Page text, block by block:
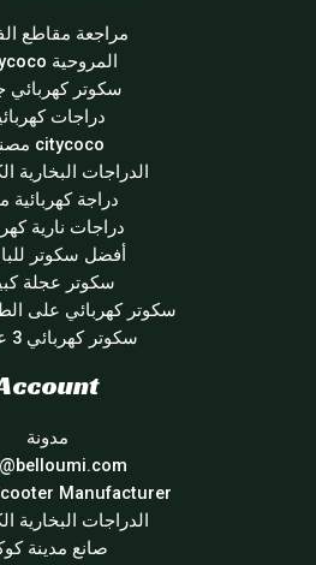
مراجعة مقاطع
المروحية citycoco
سكوتر كهربائي
دراجات
citycoco مصنع
الدراجات البخارية
دراجة كهربائية
دراجات نارية
أفضل سكوتر
سكوتر عجلة
سكوتر كهربائي على
سكوتر كهربائي 3 عجلات
مدونة
Manufacturer
الدراجات البخارية
صانع مدينة